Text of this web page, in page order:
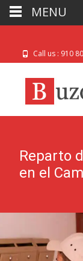
Call us : 910
Reparto
en el
MENU